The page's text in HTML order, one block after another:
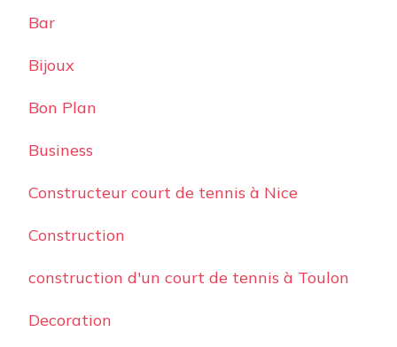
Bar
Bijoux
Bon Plan
Business
Constructeur court de tennis à Nice
Construction
construction d'un court de tennis à Toulon
Decoration